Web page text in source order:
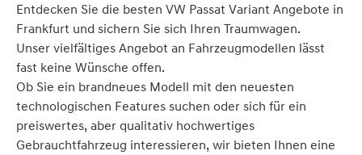
Entdecken Sie die besten VW Passat Variant Angebote in
Frankfurt und sichern Sie sich Ihren Traumwagen.
Unser vielfältiges Angebot an Fahrzeugmodellen lässt
fast keine Wünsche offen.
Ob Sie ein brandneues Modell mit den neuesten
technologischen Features suchen oder sich für ein
preiswertes, aber qualitativ hochwertiges
Gebrauchtfahrzeug interessieren, wir bieten Ihnen eine